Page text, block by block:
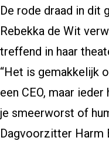
De rode draad in dit
Rebekka de Wit
treffend in haar
“Het is gemakkelijk
een CEO, maar
je smeerworst of
Dagvoorzitter Harm